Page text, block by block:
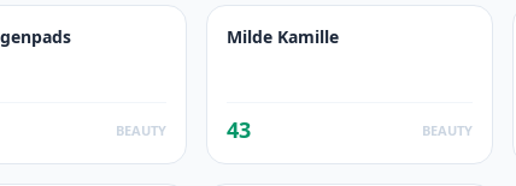
BEAUTY
Milde Kamille
43 BEAUTY